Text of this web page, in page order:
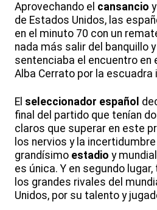
Aprovechando el cansancio
de Estados Unidos, las
en el minuto 70 con un
nada más salir del banquillo
sentenciaba el encuentro en
Alba Cerrato por la escuadra
El seleccionador español
final del partido que tenían
claros que superar en este
los nervios y la
grandísimo estadio y
es única. Y en segundo
los grandes rivales del
Unidos, por su talento y